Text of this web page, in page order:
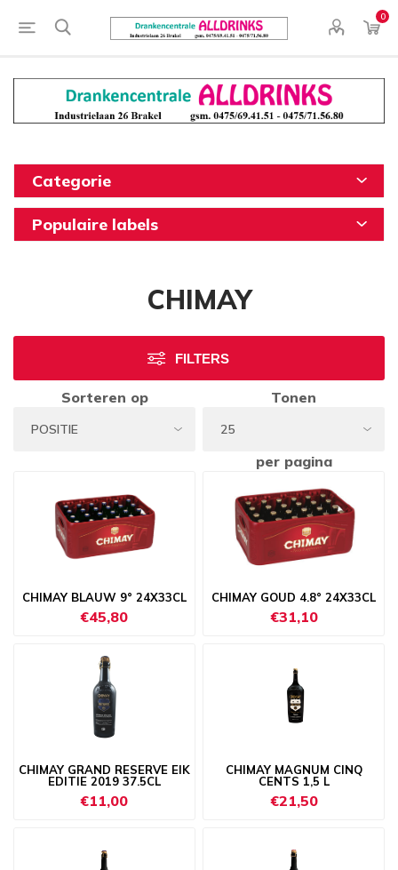
0
Categorie
Populaire labels
CHIMAY
FILTERS
Sorteren op Tonen
per pagina
CHIMAY BLAUW 9° 24X33CL
€45,80
CHIMAY GOUD 4.8° 24X33CL
€31,10
CHIMAY GRAND RESERVE EIK
EDITIE 2019 37.5CL
€11,00
CHIMAY MAGNUM CINQ
CENTS 1,5 L
€21,50